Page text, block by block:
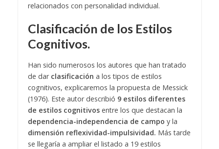
relacionados con personalidad individual.
Clasificación de los Estilos
Cognitivos.
Han sido numerosos los autores que han tratado
de dar clasificación a los tipos de estilos
cognitivos, explicaremos la propuesta de Messick
(1976). Este autor describió 9 estilos diferentes
de estilos cognitivosentre los que destacan la
dependencia-independencia de campo y la
dimensión reflexividad-impulsividad. Más tarde
se llegaría a ampliar el listado a 19 estilos